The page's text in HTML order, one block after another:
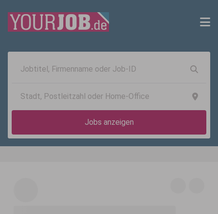
Jobs anzeigen